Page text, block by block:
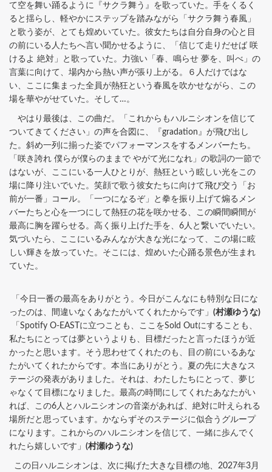
て空を舞い踊るように『サクラ舞う』を歌っていた。手をくるく
ると揺らし、軽やかにステップを踏みながら「サクラ舞う春風」
と歌う姿が、とても煌めいていた。彼女たちは自分自身の心と目
の前にいる人たちへ言い聞かせるように、「信じて走りだせば 咲
けるよ 絶対」と歌っていた。力強い「春、鳴らせ 夢を、叫べ」の
言葉に向けて、場内から熱い声が張り上がる。６人だけではな
い、ここに集まった全員が熱狂という春風を吹かせながら、この
場を華やがせていた。そして…。
やはり最後は、この曲だ。「これからもハルニシオンを信じて
ついてきてください」の声を合図に、『gradation』が飛び出し
た。斜め一列に揃った姿でパフォーマンスをするメンバーたち。
「咲き誇れ 僕らが僕らのままで やがて光になれ」の歌詞の一節で
はないが、ここにいる一人ひとりが、熱狂という眩しい光をこの
場に降り注いでいた。笑顔で歌う彼女たちに向けて飛び交う「お
前が一番」コール。「一つになるぞ」と拳を振り上げて煽るメン
バーたちと心を一つにして熱狂の花を咲かせる、この瞬間瞬間が
最高に胸を躍らせる。高く振り上げた手を、6人と繋いでいたい。
気づいたら、ここにいるみんなが大きな光になって、この場に眩
しい輝きを放っていた。そこには、煌めいた心踊る景色が生まれ
ていた。
「今日一番の最高をありがとう。今日がこんなにも特別な日にな
ったのは、間違いなくあなたがいてくれたからです」 (村瀬ゆうな)
「Spotify O-EASTに立つことも、ここをSold Outにすることも、
私たちにとっては夢というよりも、目標だったと言ったほうが近
かったと思います。そう思わせてくれたのも、目の前にいるあな
たがいてくれたからです。本当にありがとう。夏の先に大きなス
テージの発表がありました。それは、わたしたちにとって、夢じ
ゃなくて目標になりました。最高の時間にしてくれたあなたがい
れば、この6人とハルニシオンの音楽があれば、絶対に叶えられる
場所だと思っています。かならずそのステージに似合うグループ
になります。これからのハルニシオンを信じて、一緒に歩んでく
れたら嬉しいです」 (村瀬ゆうな)
この日ハルニシオンは、次に掲げた大きな目標の地、2027年3月